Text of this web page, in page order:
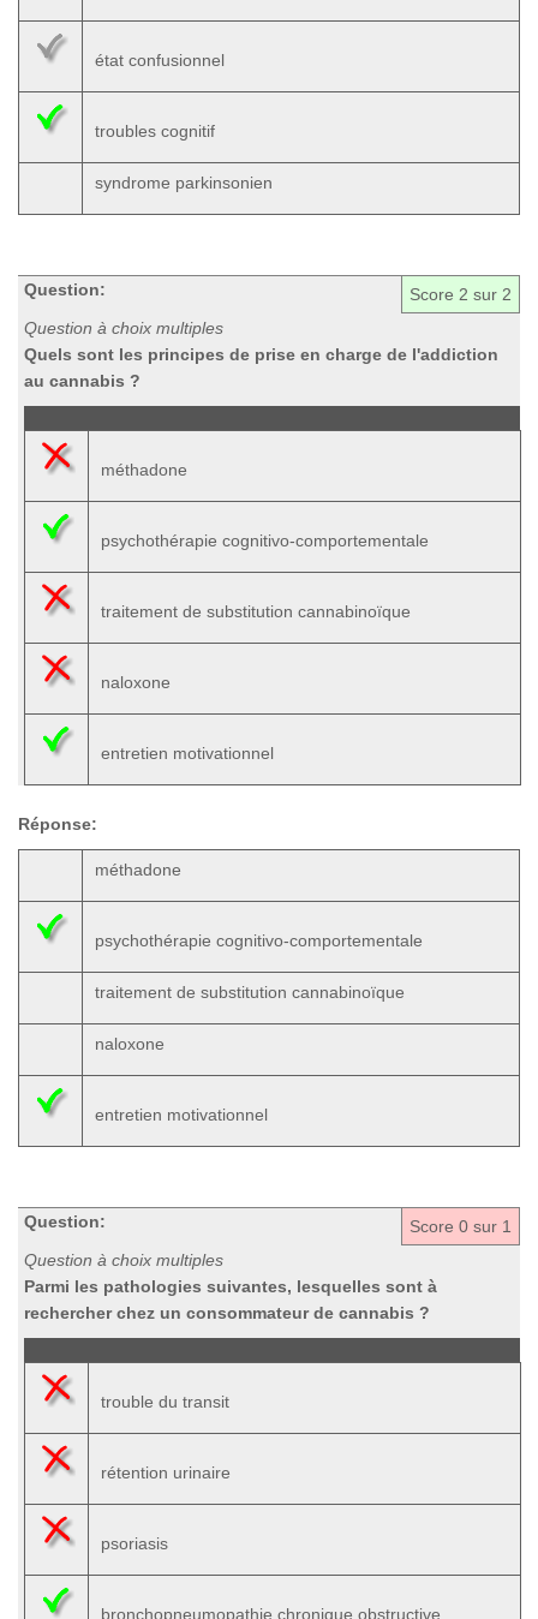
état confusionnel
troubles cognitif
syndrome parkinsonien
Score 2 sur 2
Question:
Question à choix multiples
Quels sont les principes de prise en charge de l'addiction
au cannabis ?
méthadone
psychothérapie cognitivo-comportementale
traitement de substitution cannabinoïque
naloxone
entretien motivationnel
Réponse:
méthadone
psychothérapie cognitivo-comportementale
traitement de substitution cannabinoïque
naloxone
entretien motivationnel
Score 0 sur 1
Question:
Question à choix multiples
Parmi les pathologies suivantes, lesquelles sont à
rechercher chez un consommateur de cannabis ?
trouble du transit
rétention urinaire
psoriasis
bronchopneumopathie chronique obstructive